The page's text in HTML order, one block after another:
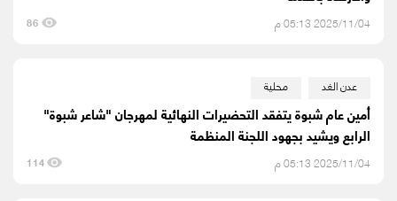
2025/11/04 05:13 م 86
عدن الغد محلية
أمين عام شبوة يتفقد التحضيرات النهائية لمهرجان "شاعر شبوة"
الرابع ويشيد بجهود اللجنة المنظمة
2025/11/04 05:13 م 114